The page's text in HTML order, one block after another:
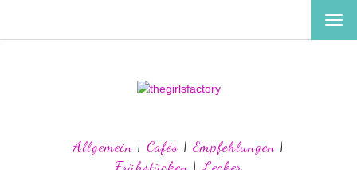
Allgemein| Cafés| Empfehlungen|
Frühstücken |Lecker